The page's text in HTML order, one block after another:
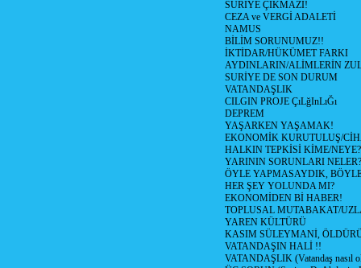
SURİYE ÇIKMAZI!
CEZA ve VERGİ ADALETİ
NAMUS
BİLİM SORUNUMUZ!!
İKTİDAR/HÜKÜMET FARKI
AYDINLARIN/ALİMLERİN
SURİYE DE SON DURUM
VATANDAŞLIK
CILGIN PROJE ÇıLğInLıĞı
DEPREM
YAŞARKEN YAŞAMAK!
EKONOMİK KURUTULUŞ/
HALKIN TEPKİSİ KİME/NEYE?
YARININ SORUNLARI NELER?
ÖYLE YAPMASAYDIK,
HER ŞEY YOLUNDA MI?
EKONOMİDEN Bİ HABER!
TOPLUSAL MUTABAKAT/
YAREN KÜLTÜRÜ
KASIM SÜLEYMANİ,
VATANDAŞIN HALİ !!
VATANDAŞLIK (Vatandaş nasıl